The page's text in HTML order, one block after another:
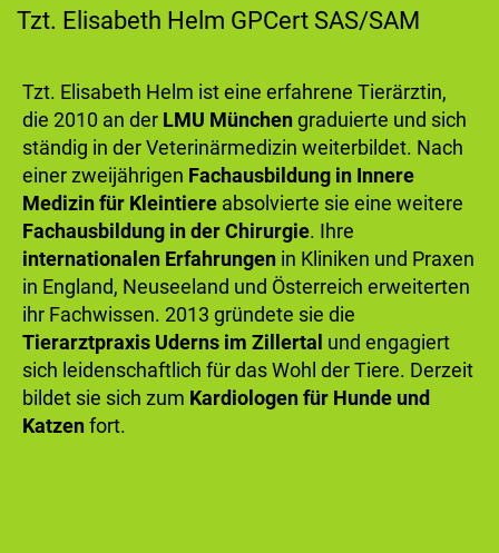
Tzt. Elisabeth Helm GPCert SAS/SAM
Tzt. Elisabeth Helm ist eine erfahrene Tierärztin,
die 2010 an der LMU Münchengraduierte und sich
ständig in der Veterinärmedizin weiterbildet. Nach
einer zweijährigen Fachausbildung in Innere
Medizin für Kleintiere absolvierte sie eine weitere
Fachausbildung in der Chirurgie. Ihre
internationalen Erfahrungen in Kliniken und Praxen
in England, Neuseeland und Österreich erweiterten
ihr Fachwissen. 2013 gründete sie die
Tierarztpraxis Uderns im Zillertal und engagiert
sich leidenschaftlich für das Wohl der Tiere. Derzeit
bildet sie sich zum Kardiologen für Hunde und
Katzenfort.